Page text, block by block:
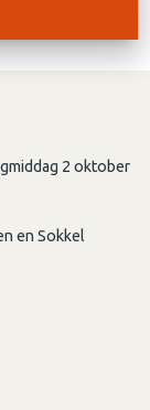
2 oktober
en Sokkel